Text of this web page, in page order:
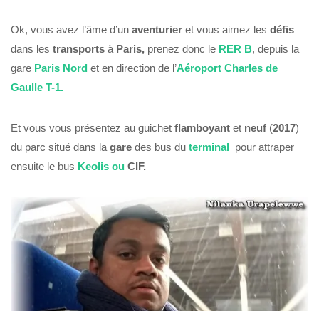
Ok, vous avez l’âme d’un aventurier et vous aimez les défis
dans les transports à Paris, prenez donc le RER B, depuis la
gare Paris Nord et en direction de l’Aéroport Charles de
Gaulle T-1.
Et vous vous présentez au guichet flamboyant et neuf (2017)
du parc situé dans la gare des bus du terminal pour attraper
ensuite le bus Keolis ou CIF.